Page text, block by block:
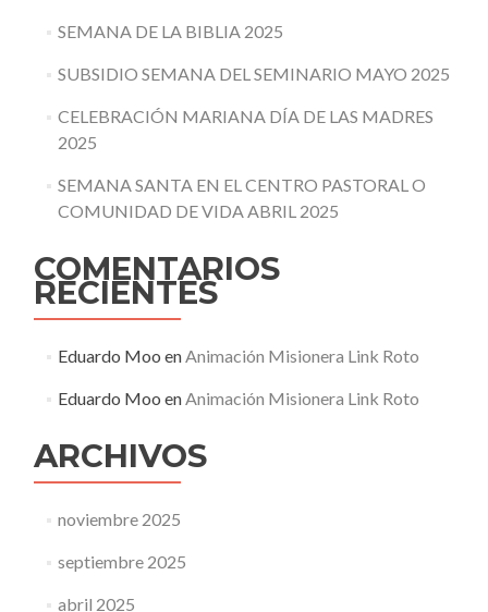
SEMANA DE LA BIBLIA 2025
SUBSIDIO SEMANA DEL SEMINARIO MAYO 2025
CELEBRACIÓN MARIANA DÍA DE LAS MADRES
2025
SEMANA SANTA EN EL CENTRO PASTORAL O
COMUNIDAD DE VIDA ABRIL 2025
COMENTARIOS
RECIENTES
Eduardo Moo enAnimación Misionera Link Roto
Eduardo Moo enAnimación Misionera Link Roto
ARCHIVOS
noviembre 2025
septiembre 2025
abril 2025